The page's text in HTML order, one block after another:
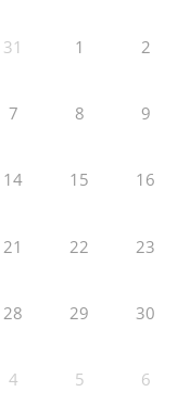
31 1 2
7 8 9
14 15 16
21 22 23
28 29 30
4 5 6